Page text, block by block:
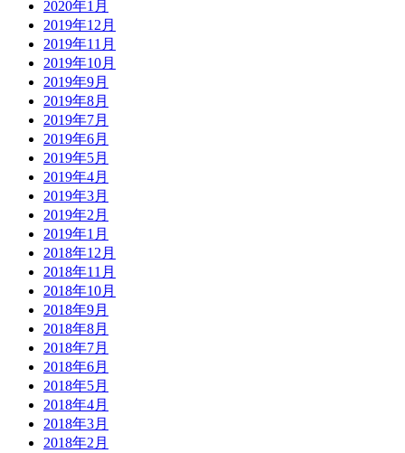
2020年1月
2019年12月
2019年11月
2019年10月
2019年9月
2019年8月
2019年7月
2019年6月
2019年5月
2019年4月
2019年3月
2019年2月
2019年1月
2018年12月
2018年11月
2018年10月
2018年9月
2018年8月
2018年7月
2018年6月
2018年5月
2018年4月
2018年3月
2018年2月